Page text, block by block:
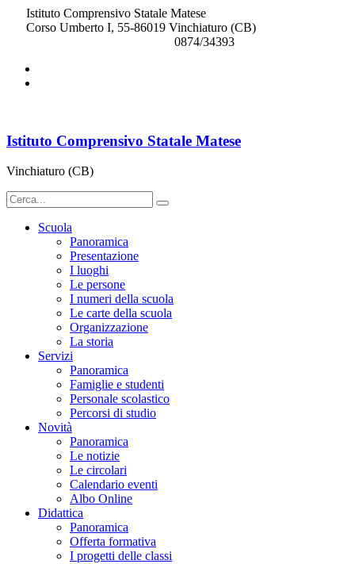
Istituto Comprensivo Statale Matese
Corso Umberto I, 55-86019 Vinchiaturo (CB)
0874/34393
Istituto Comprensivo Statale Matese
Vinchiaturo (CB)
Scuola
Panoramica
Presentazione
I luoghi
Le persone
I numeri della scuola
Le carte della scuola
Organizzazione
La storia
Servizi
Panoramica
Famiglie e studenti
Personale scolastico
Percorsi di studio
Novità
Panoramica
Le notizie
Le circolari
Calendario eventi
Albo Online
Didattica
Panoramica
Offerta formativa
I progetti delle classi